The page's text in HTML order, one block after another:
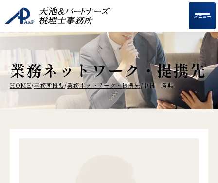
メニュー
業務ネットワーク・提携先
HOME/事務所概要/業務ネットワーク・提携先/中村 勝典